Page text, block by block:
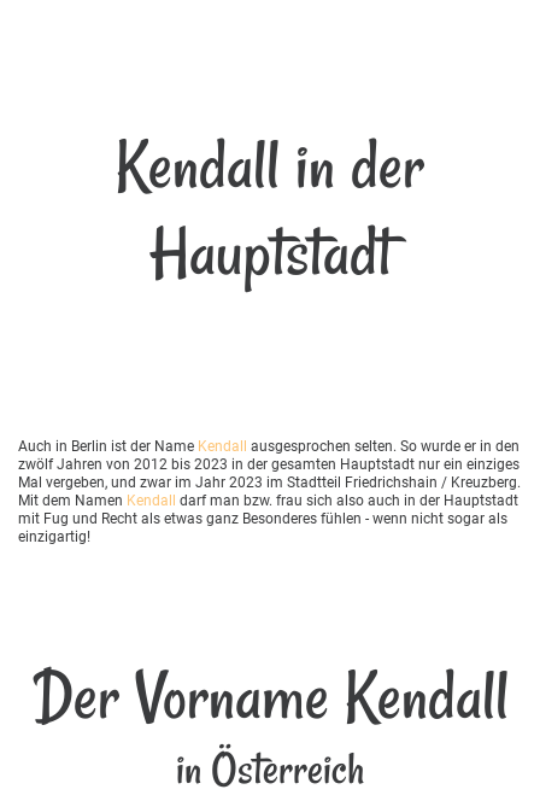
Kendall in der
Hauptstadt
Auch in Berlin ist der Name Kendall ausgesprochen selten. So wurde er in den
zwölf Jahren von 2012 bis 2023 in der gesamten Hauptstadt nur ein einziges
Mal vergeben, und zwar im Jahr 2023 im Stadtteil Friedrichshain / Kreuzberg.
Mit dem Namen Kendall darf man bzw. frau sich also auch in der Hauptstadt
mit Fug und Recht als etwas ganz Besonderes fühlen - wenn nicht sogar als
einzigartig!
Der Vorname Kendall
in Österreich